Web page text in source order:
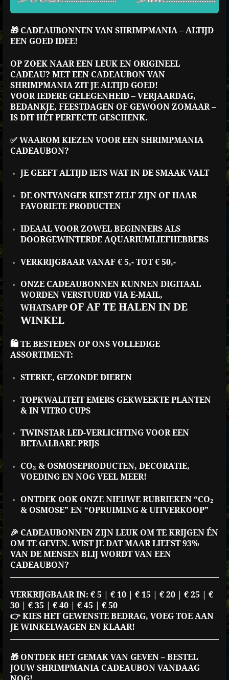
🎁 CADEAUBONNEN VAN SHRIMPMANIA – ALTIJD
EEN GOED IDEE!
OP ZOEK NAAR EEN LEUK EN ORIGINEEL
CADEAU? MET EEN CADEAUBON VAN
SHRIMPMANIA ZIT JE ALTIJD GOED!
VOOR IEDERE GELEGENHEID – VERJAARDAG,
BEDANKJE, FEESTDAGEN OF GEWOON ZOMAAR –
IS DIT HÉT PERFECTE GESCHENK.
✅ WAAROM KIEZEN VOOR EEN SHRIMPMANIA
CADEAUBON?
JE GEEFT ALTIJD IETS WAT IN DE SMAAK VALT
DE ONTVANGER KIEST ZELF ZIJN OF HAAR
FAVORIETE PRODUCTEN
IDEAAL VOOR ZOWEL BEGINNERS ALS
DOORGEWINTERDE AQUARIUMLIEFHEBBERS
VERKRIJGBAAR VANAF € 5,- TOT € 50,-
ONZE CADEAUBONNEN KUNNEN DIGITAAL
WORDEN VERSTUURD VIA E-MAIL,
WHATSAPP OF AF TE HALEN IN DE
WINKEL
🛍️ TE BESTEDEN OP ONS VOLLEDIGE
ASSORTIMENT:
STERKE, GEZONDE DIEREN
TOPKWALITEIT EMERS GEKWEEKTE PLANTEN
& IN VITRO CUPS
TWINSTAR LED-VERLICHTING VOOR EEN
BETAALBARE PRIJS
CO₂ & OSMOSEPRODUCTEN, DECORATIE,
VOEDING EN NOG VEEL MEER!
ONTDEK OOK ONZE NIEUWE RUBRIEKEN “CO₂
& OSMOSE” EN “OPRUIMING & UITVERKOOP”
🎉 CADEAUBONNEN ZIJN LEUK OM TE KRIJGEN ÉN
OM TE GEVEN. WIST JE DAT MAAR LIEFST 93%
VAN DE MENSEN BLIJ WORDT VAN EEN
CADEAUBON?
VERKRIJGBAAR IN: € 5 | € 10 | € 15 | € 20 | € 25 | €
30 | € 35 | € 40 | € 45 | € 50
👉 KIES HET GEWENSTE BEDRAG, VOEG TOE AAN
JE WINKELWAGEN EN KLAAR!
🎁 ONTDEK HET GEMAK VAN GEVEN – BESTEL
JOUW SHRIMPMANIA CADEAUBON VANDAAG